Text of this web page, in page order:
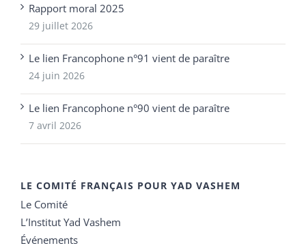
Rapport moral 2025
29 juillet 2026
Le lien Francophone n°91 vient de paraître
24 juin 2026
Le lien Francophone n°90 vient de paraître
7 avril 2026
LE COMITÉ FRANÇAIS POUR YAD VASHEM
Le Comité
L’Institut Yad Vashem
Événements